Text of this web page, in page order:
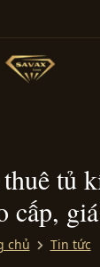
tủ
cấp,
chủ Tin tức